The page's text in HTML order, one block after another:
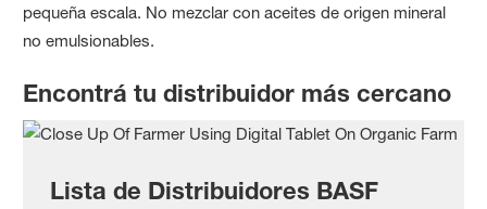
pequeña escala. No mezclar con aceites de origen mineral
no emulsionables.
Encontrá tu distribuidor más cercano
Lista de Distribuidores BASF